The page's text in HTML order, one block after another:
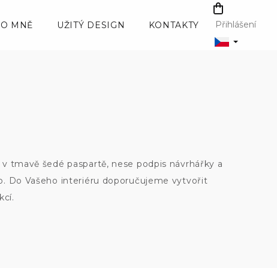
O MNĚ UŽITÝ DESIGN KONTAKTY
NÁKUPNÍ
KOŠÍK
Přihlášení
v tmavě šedé paspartě, nese podpis návrhářky a
Do Vašeho interiéru doporučujeme vytvořit